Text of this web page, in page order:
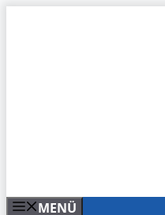
MENÜ